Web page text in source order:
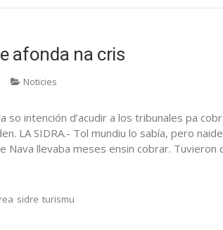
afonda na cris
Noticies
so intención d’acudir a los tribunales pa
LA SIDRA.- Tol mundiu lo sabía, pero
Nava llevaba meses ensin cobrar. Tuvieron
sidre turismu